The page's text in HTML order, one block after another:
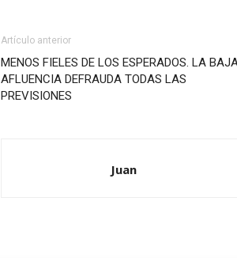
Artículo anterior
MENOS FIELES DE LOS ESPERADOS. LA
AFLUENCIA DEFRAUDA TODAS LAS
PREVISIONES
Juan